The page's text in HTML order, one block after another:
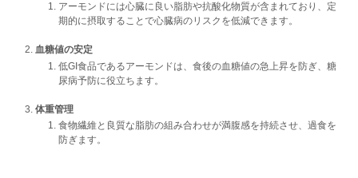
アーモンドには心臓に良い脂肪や抗酸化物質が含まれており、定
期的に摂取することで心臓病のリスクを低減できます。
血糖値の安定
低GI食品であるアーモンドは、食後の血糖値の急上昇を防ぎ、糖
尿病予防に役立ちます。
体重管理
食物繊維と良質な脂肪の組み合わせが満腹感を持続させ、過食を
防ぎます。